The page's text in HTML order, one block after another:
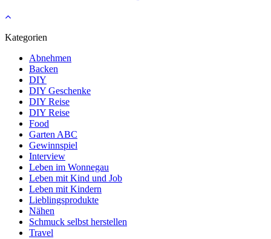
Kategorien
Abnehmen
Backen
DIY
DIY Geschenke
DIY Reise
DIY Reise
Food
Garten ABC
Gewinnspiel
Interview
Leben im Wonnegau
Leben mit Kind und Job
Leben mit Kindern
Lieblingsprodukte
Nähen
Schmuck selbst herstellen
Travel